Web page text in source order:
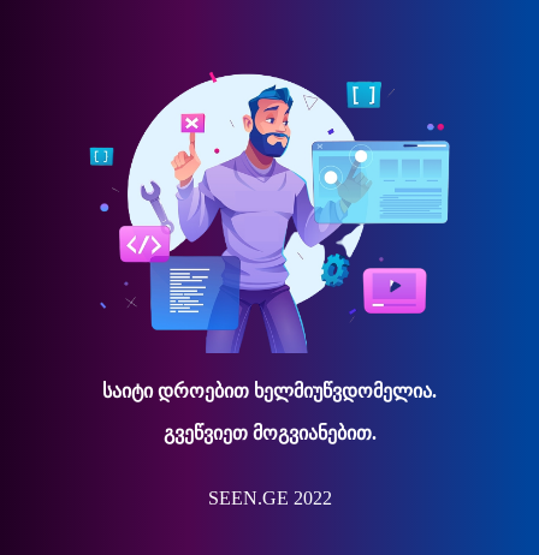
საიტი დროებით ხელმიუწვდომელია.
გვეწვიეთ მოგვიანებით.
SEEN.GE 2022